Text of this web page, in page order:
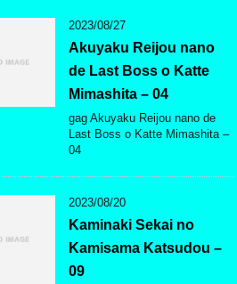
2023/08/27
Akuyaku Reijou nano
de Last Boss o Katte
Mimashita – 04
gag Akuyaku Reijou nano de
Last Boss o Katte Mimashita –
04
2023/08/20
Kaminaki Sekai no
Kamisama Katsudou –
09